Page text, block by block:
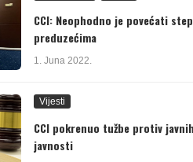
CCI: Neophodno je povećati
preduzećima
1. Juna 2022.
Vijesti
CCI pokrenuo tužbe protiv
javnosti